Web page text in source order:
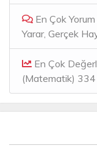
En Çok
Yarar, Gerçek
En Çok
(Matematik) 334